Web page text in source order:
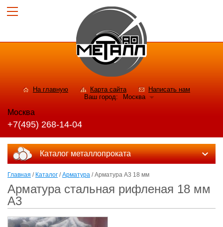
На главную Карта сайта
Написать нам
Ваш город:
Москва
Москва
+7(495) 268-14-04
Каталог металлопроката
Главная / Каталог /Арматура / Арматура А3 18 мм
Арматура стальная рифленая 18 мм
А3